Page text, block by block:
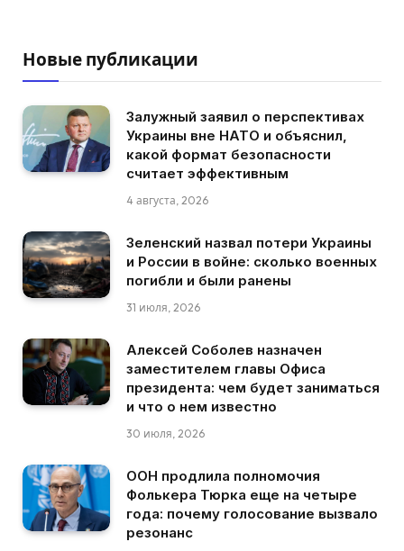
Новые публикации
Залужный заявил о перспективах
Украины вне НАТО и объяснил,
какой формат безопасности
считает эффективным
4 августа, 2026
Зеленский назвал потери Украины
и России в войне: сколько военных
погибли и были ранены
31 июля, 2026
Алексей Соболев назначен
заместителем главы Офиса
президента: чем будет заниматься
и что о нем известно
30 июля, 2026
ООН продлила полномочия
Фолькера Тюрка еще на четыре
года: почему голосование вызвало
резонанс